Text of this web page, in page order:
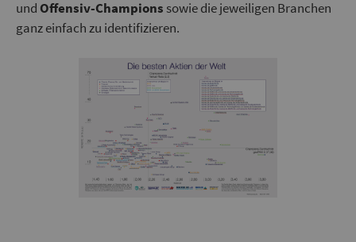
und Offensiv-Champions sowie die jeweiligen Branchen
ganz einfach zu identifizieren.